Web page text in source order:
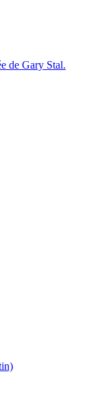
de Gary Stal.